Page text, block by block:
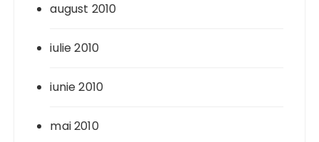
august 2010
iulie 2010
iunie 2010
mai 2010